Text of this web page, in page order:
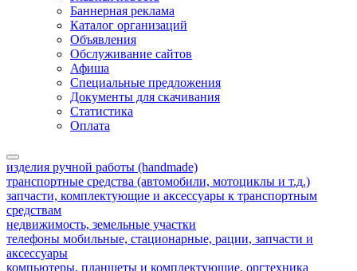
Баннерная реклама
Каталог организаций
Объявления
Обслуживание сайтов
Афиша
Специальные предложения
Документы для скачивания
Статистика
Оплата
изделия ручной работы (handmade)
транспортные средства (автомобили, мотоциклы и т.д.)
запчасти, комплектующие и аксессуары к транспортным
средствам
недвижимость, земельные участки
телефоны мобильные, стационарные, рации, запчасти и
аксессуары
компьютеры, планшеты и комплектующие, оргтехника